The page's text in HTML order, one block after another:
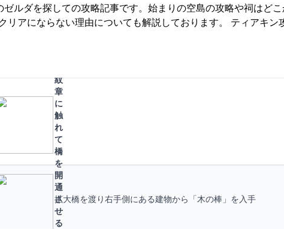
ルダを探しての攻略記事です。始まりの空島の攻略や祠はど
リアにならない理由についても解説しております。 ティアキン
ゾ
ナ
紋
章
に
触
れ
て
橋
を
開
通
さ
せ
る
拡大橋を渡り右手側にある建物から「木の棒」を入手